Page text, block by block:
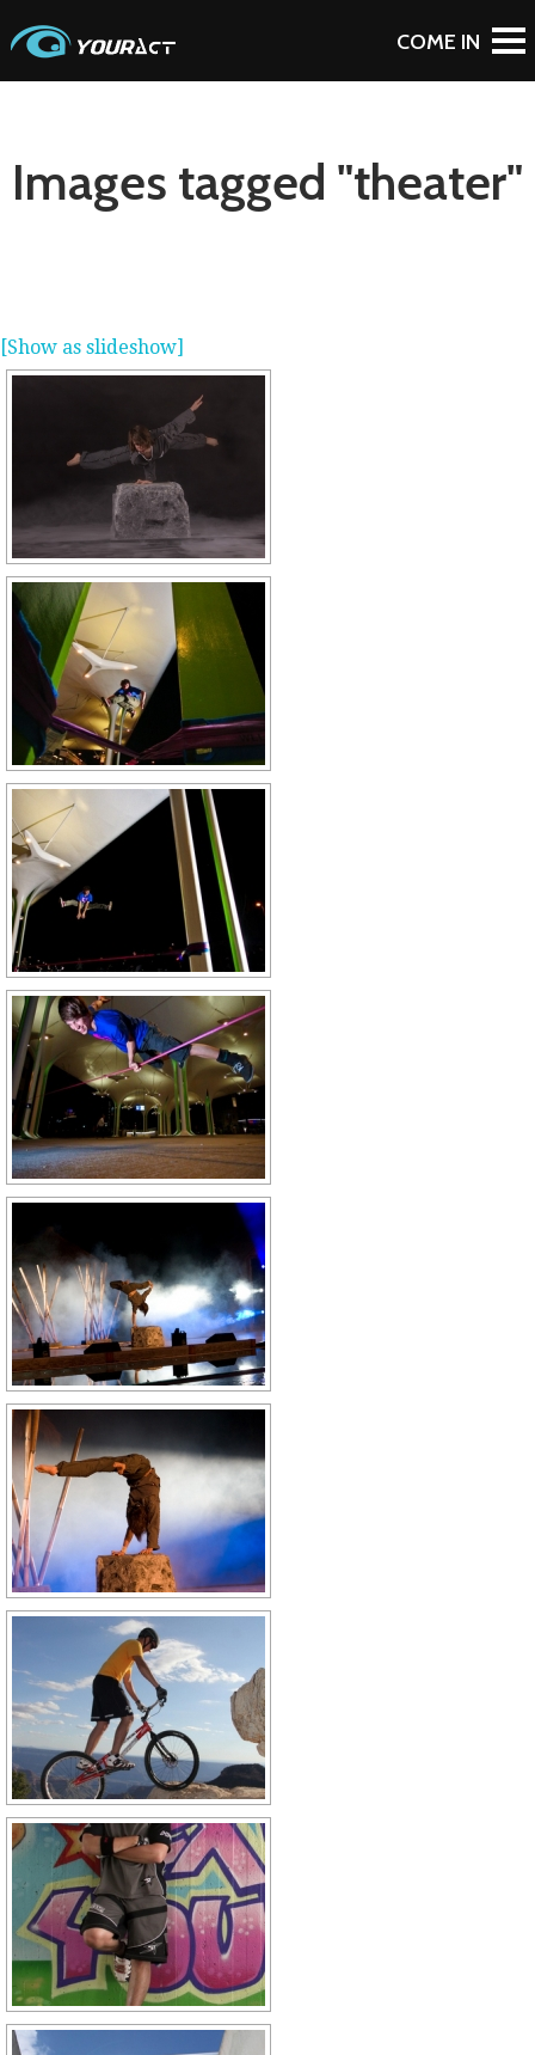
Images tagged "theater"
[Show as slideshow]